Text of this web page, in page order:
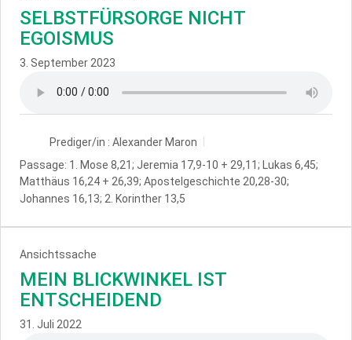
SELBSTFÜRSORGE NICHT
EGOISMUS
3. September 2023
Prediger/in : Alexander Maron
Passage: 1. Mose 8,21; Jeremia 17,9-10 + 29,11; Lukas 6,45;
Matthäus 16,24 + 26,39; Apostelgeschichte 20,28-30;
Johannes 16,13; 2. Korinther 13,5
Ansichtssache
MEIN BLICKWINKEL IST
ENTSCHEIDEND
31. Juli 2022